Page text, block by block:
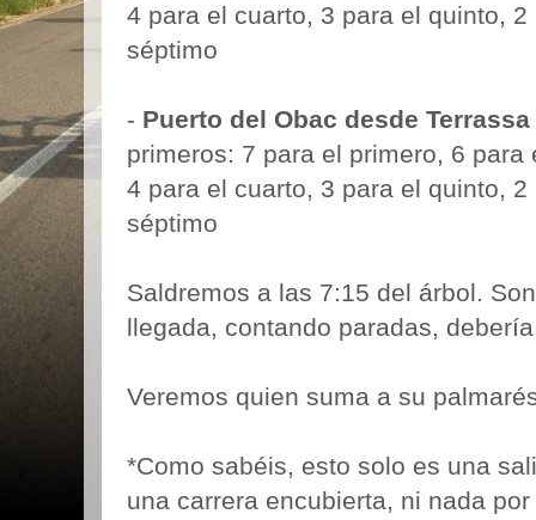
4 para el cuarto, 3 para el quinto,
séptimo
- Puerto del Obac desde Terrassa
primeros: 7 para el primero, 6
4 para el cuarto, 3 para el quinto,
séptimo
Saldremos a las 7:15 del árbol.
llegada, contando paradas,
Veremos quien suma a su
*Como sabéis, esto solo es una
una carrera encubierta, ni nada